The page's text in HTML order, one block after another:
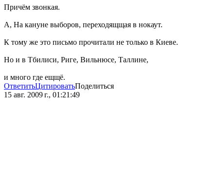
Причём звонкая.
А, На кануне выборов, переходящщая в нокаут.
К тому же это письмо прочитали не только в Киеве.
Но и в Тбилиси, Риге, Вильнюсе, Таллине,
и много где ещщё.
ОтветитьЦитироватьПоделиться
15 авг. 2009 г., 01:21:49